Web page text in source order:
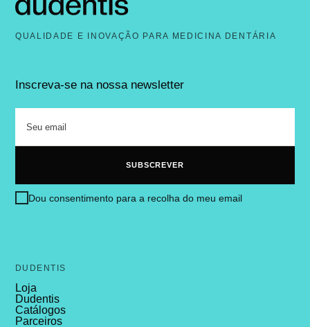
QUALIDADE E INOVAÇÃO PARA MEDICINA DENTÁRIA
Inscreva-se na nossa newsletter
Dou consentimento para a recolha do meu email
DUDENTIS
Loja
Dudentis
Catálogos
Parceiros